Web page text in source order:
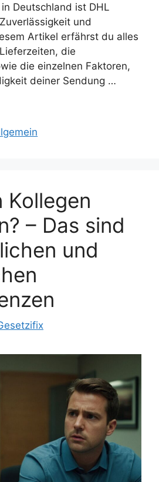
Deutschland ist DHL
und
Artikel erfährst du alles
die
die einzelnen Faktoren,
deiner Sendung …
Kollegen
– Das sind
und